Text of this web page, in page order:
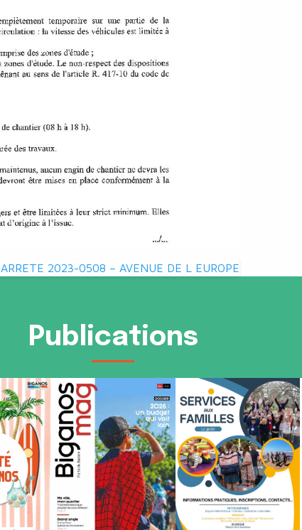
ARRETE 2023-0508 – AVENUE DE L EUROPE
Publications